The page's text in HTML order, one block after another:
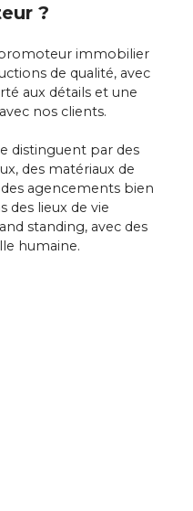
?
immobilier
de qualité, avec
aux détails et une
nos clients.
distinguent par des
des matériaux de
agencements bien
des lieux de vie
standing, avec des
humaine.